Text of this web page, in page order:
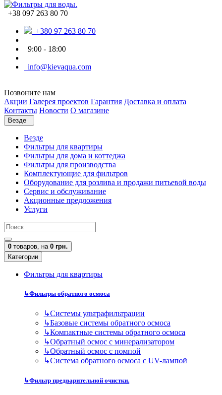
+38 097 263 80 70
+380 97 263 80 70
9:00 - 18:00
info@kievaqua.com
Позвоните нам
Акции Галерея проектов Гарантия Доставка и оплата
Контакты Новости О магазине
Везде
Везде
Фильтры для квартиры
Фильтры для дома и коттеджа
Фильтры для производства
Комплектующие для фильтров
Оборудование для розлива и продажи питьевой воды
Сервис и обслуживание
Акционные предложения
Услуги
0 товаров, на 0 грн.
Категории
Фильтры для квартиры
↳Фильтры обратного осмоса
↳Cистемы ультрафильтрации
↳Базовые системы обратного осмоса
↳Компактные системы обратного осмоса
↳Обратный осмос с минерализатором
↳Обратный осмос с помпой
↳Система обратного осмоса с UV-лампой
↳Фильтр предварительной очистки.